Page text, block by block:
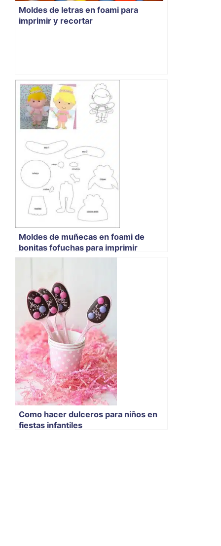
Moldes de letras en foami para
imprimir y recortar
Moldes de muñecas en foami de
bonitas fofuchas para imprimir
Como hacer dulceros para niños en
fiestas infantiles